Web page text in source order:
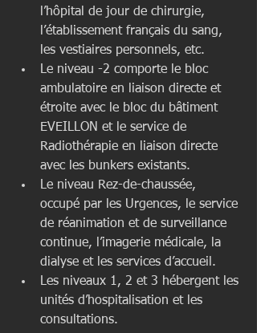
l’hôpital de jour de chirurgie,
l’établissement français du sang,
les vestiaires personnels, etc.
Le niveau -2 comporte le bloc
ambulatoire en liaison directe et
étroite avec le bloc du bâtiment
EVEILLON et le service de
Radiothérapie en liaison directe
avec les bunkers existants.
Le niveau Rez-de-chaussée,
occupé par les Urgences, le service
de réanimation et de surveillance
continue, l’imagerie médicale, la
dialyse et les services d’accueil.
Les niveaux 1, 2 et 3 hébergent les
unités d’hospitalisation et les
consultations.